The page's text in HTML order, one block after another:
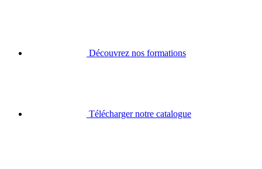
Découvrez nos formations
Télécharger notre catalogue